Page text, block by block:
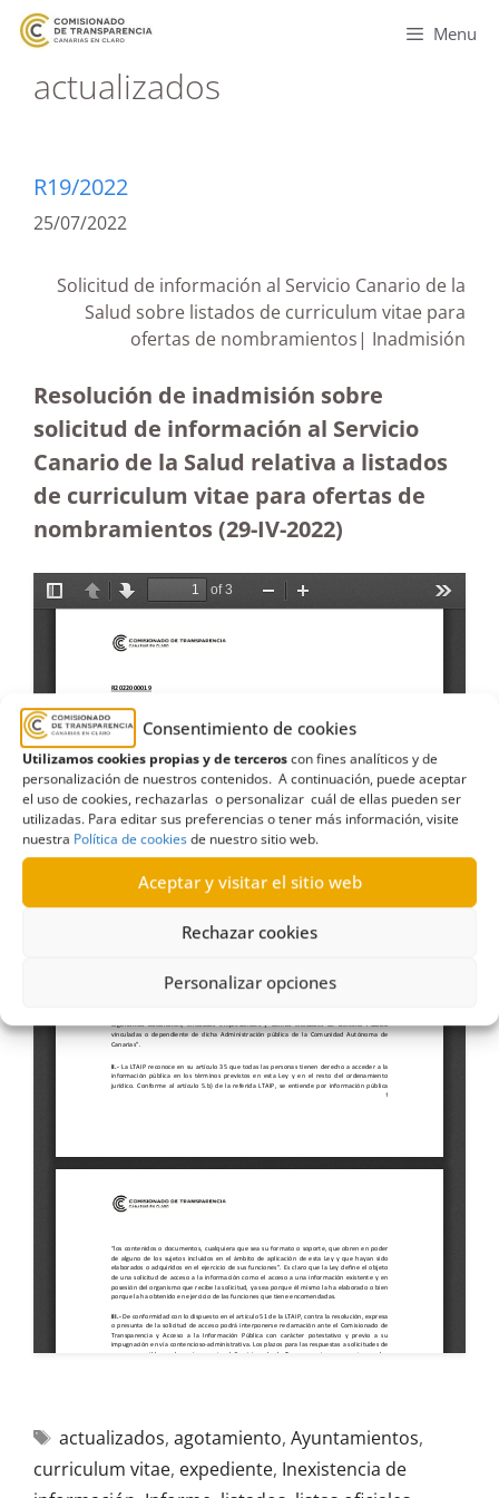
Consentimiento de cookies
Utilizamos cookies propias y de terceroscon fines analíticos y de
personalización de nuestros contenidos. A continuación, puede aceptar
el uso de cookies, rechazarlas o personalizar cuál de ellas pueden ser
utilizadas. Para editar sus preferencias o tener más información, visite
nuestra Política de cookiesde nuestro sitio web.
Aceptar y visitar el sitio web
Rechazar cookies
Personalizar opciones
Menu
actualizados
R19/2022
25/07/2022
Solicitud de información al Servicio Canario de la
Salud sobre listados de curriculum vitae para
ofertas de nombramientos| Inadmisión
Resolución de inadmisión sobre
solicitud de información al Servicio
Canario de la Salud relativa a listados
de curriculum vitae para ofertas de
nombramientos (29-IV-2022)
actualizados, agotamiento, Ayuntamientos,
curriculum vitae, expediente, Inexistencia de